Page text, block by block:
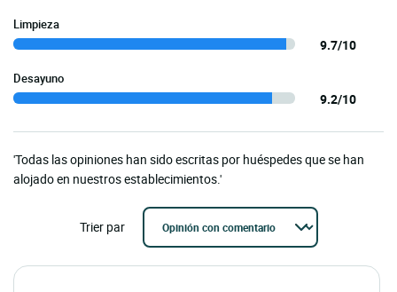
Limpieza
9.7/10
Desayuno
9.2/10
'Todas las opiniones han sido escritas por huéspedes que se han
alojado en nuestros establecimientos.'
Trier par